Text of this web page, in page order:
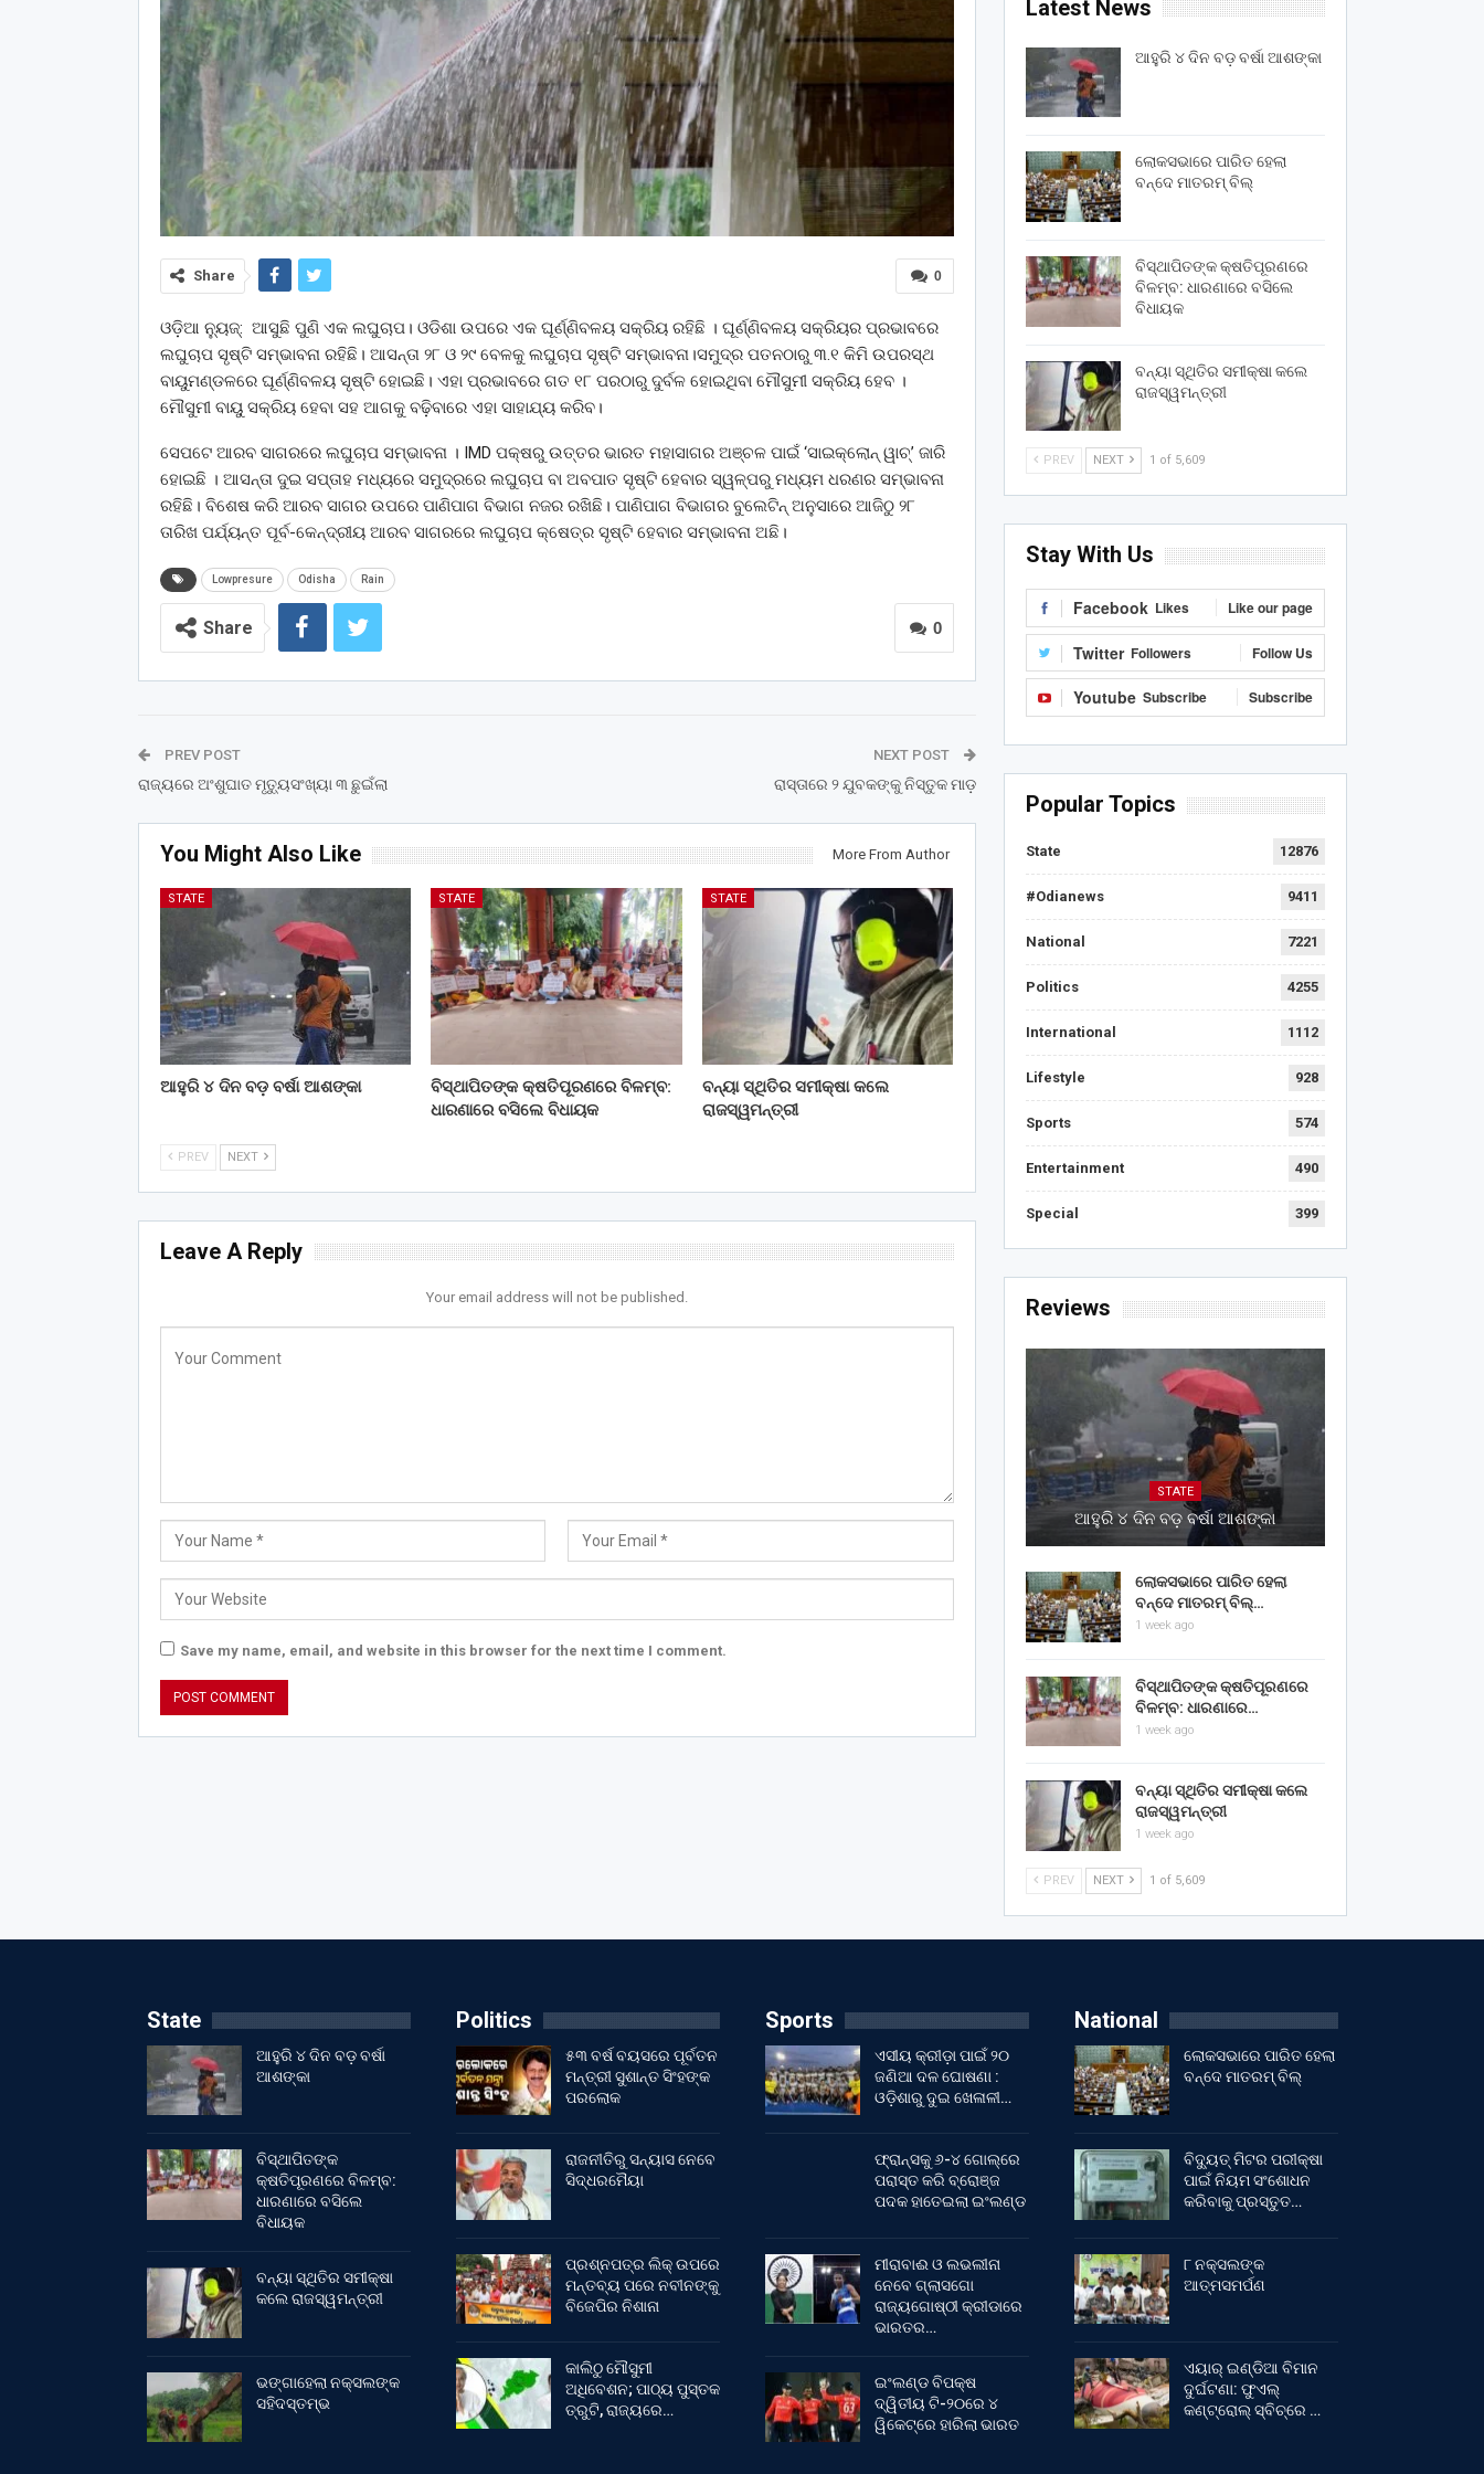
0
Share
ଓଡ଼ିଆ ନ୍ୟୁଜ୍: ଆସୁଛି ପୁଣି ଏକ ଲଘୁଚାପ। ଓଡିଶା ଉପରେ ଏକ ଘୂର୍ଣ୍ଣିବଳୟ ସକ୍ରିୟ ରହିଛି । ଘୂର୍ଣ୍ଣିବଳୟ ସକ୍ରିୟର ପ୍ରଭାବରେ
ଲଘୁଚାପ ସୃଷ୍ଟି ସମ୍ଭାବନା ରହିଛି। ଆସନ୍ତା ୨୮ ଓ ୨୯ ବେଳକୁ ଲଘୁଚାପ ସୃଷ୍ଟି ସମ୍ଭାବନା।ସମୁଦ୍ର ପତନଠାରୁ ୩.୧ କିମି ଉପରସ୍ଥ
ବାୟୁମଣ୍ଡଳରେ ଘୂର୍ଣ୍ଣିବଳୟ ସୃଷ୍ଟି ହୋଇଛି। ଏହା ପ୍ରଭାବରେ ଗତ ୧୮ ପରଠାରୁ ଦୁର୍ବଳ ହୋଇଥିବା ମୌସୁମୀ ସକ୍ରିୟ ହେବ ।
ମୌସୁମୀ ବାୟୁ ସକ୍ରିୟ ହେବା ସହ ଆଗକୁ ବଢ଼ିବାରେ ଏହା ସାହାଯ୍ୟ କରିବ।
ସେପଟେ ଆରବ ସାଗରରେ ଲଘୁଚାପ ସମ୍ଭାବନା । IMD ପକ୍ଷରୁ ଉତ୍ତର ଭାରତ ମହାସାଗର ଅଞ୍ଚଳ ପାଇଁ ‘ସାଇକ୍ଲୋନ୍ ୱାଚ୍’ ଜାରି
ହୋଇଛି । ଆସନ୍ତା ଦୁଇ ସପ୍ତାହ ମଧ୍ୟରେ ସମୁଦ୍ରରେ ଲଘୁଚାପ ବା ଅବପାତ ସୃଷ୍ଟି ହେବାର ସ୍ୱଳ୍ପରୁ ମଧ୍ୟମ ଧରଣର ସମ୍ଭାବନା
ରହିଛି। ବିଶେଷ କରି ଆରବ ସାଗର ଉପରେ ପାଣିପାଗ ବିଭାଗ ନଜର ରଖିଛି। ପାଣିପାଗ ବିଭାଗର ବୁଲେଟିନ୍ ଅନୁସାରେ ଆଜିଠୁ ୨୮
ତାରିଖ ପର୍ଯ୍ୟନ୍ତ ପୂର୍ବ-କେନ୍ଦ୍ରୀୟ ଆରବ ସାଗରରେ ଲଘୁଚାପ କ୍ଷେତ୍ର ସୃଷ୍ଟି ହେବାର ସମ୍ଭାବନା ଅଛି।
Lowpresure Odisha Rain
0
Share
PREV POST
ରାଜ୍ୟରେ ଅଂଶୁଘାତ ମୃତ୍ୟୁସଂଖ୍ୟା ୩ ଛୁଇଁଲା
NEXT POST
ରାସ୍ତାରେ ୨ ଯୁବକଙ୍କୁ ନିସ୍ତୁକ ମାଡ଼
You Might Also Like More From Author
STATE
ଆହୁରି ୪ ଦିନ ବଡ଼ ବର୍ଷା ଆଶଙ୍କା
STATE
ବିସ୍ଥାପିତଙ୍କ କ୍ଷତିପୂରଣରେ ବିଳମ୍ବ:
ଧାରଣାରେ ବସିଲେ ବିଧାୟକ
STATE
ବନ୍ୟା ସ୍ଥିତିର ସମୀକ୍ଷା କଲେ
ରାଜସ୍ୱମନ୍ତ୍ରୀ
PREV NEXT
Leave A Reply
Your email address will not be published.
Save my name, email, and website in this browser for the next time I comment.
Latest News
ଆହୁରି ୪ ଦିନ ବଡ଼ ବର୍ଷା ଆଶଙ୍କା
ଲୋକସଭାରେ ପାରିତ ହେଲା
ବନ୍ଦେ ମାତରମ୍‌ ବିଲ୍‌
ବିସ୍ଥାପିତଙ୍କ କ୍ଷତିପୂରଣରେ
ବିଳମ୍ବ: ଧାରଣାରେ ବସିଲେ
ବିଧାୟକ
ବନ୍ୟା ସ୍ଥିତିର ସମୀକ୍ଷା କଲେ
ରାଜସ୍ୱମନ୍ତ୍ରୀ
PREV NEXT 1 of 5,609
Stay With Us
Facebook Likes Like our page
Twitter Followers Follow Us
Youtube Subscribe Subscribe
Popular Topics
State 12876
#Odianews 9411
National 7221
Politics 4255
International 1112
Lifestyle 928
Sports 574
Entertainment 490
Special 399
Reviews
STATE
ଆହୁରି ୪ ଦିନ ବଡ଼ ବର୍ଷା ଆଶଙ୍କା
ଲୋକସଭାରେ ପାରିତ ହେଲା
ବନ୍ଦେ ମାତରମ୍‌ ବିଲ୍‌…
1 week ago
ବିସ୍ଥାପିତଙ୍କ କ୍ଷତିପୂରଣରେ
ବିଳମ୍ବ: ଧାରଣାରେ…
1 week ago
ବନ୍ୟା ସ୍ଥିତିର ସମୀକ୍ଷା କଲେ
ରାଜସ୍ୱମନ୍ତ୍ରୀ
1 week ago
PREV NEXT 1 of 5,609
State
ଆହୁରି ୪ ଦିନ ବଡ଼ ବର୍ଷା
ଆଶଙ୍କା
ବିସ୍ଥାପିତଙ୍କ
କ୍ଷତିପୂରଣରେ ବିଳମ୍ବ:
ଧାରଣାରେ ବସିଲେ
ବିଧାୟକ
ବନ୍ୟା ସ୍ଥିତିର ସମୀକ୍ଷା
କଲେ ରାଜସ୍ୱମନ୍ତ୍ରୀ
ଭଙ୍ଗାହେଲା ନକ୍ସଲଙ୍କ
ସହିଦସ୍ତମ୍ଭ
Politics
୫୩ ବର୍ଷ ବୟସରେ ପୂର୍ବତନ
ମନ୍ତ୍ରୀ ସୁଶାନ୍ତ ସିଂହଙ୍କ
ପରଲୋକ
ରାଜନୀତିରୁ ସନ୍ୟାସ ନେବେ
ସିଦ୍ଧରମୈୟା
ପ୍ରଶ୍ନପତ୍ର ଲିକ୍ ଉପରେ
ମନ୍ତବ୍ୟ ପରେ ନବୀନଙ୍କୁ
ବିଜେପିର ନିଶାନା
କାଲିଠୁ ମୌସୁମୀ
ଅଧିବେଶନ; ପାଠ୍ୟ ପୁସ୍ତକ
ତ୍ରୁଟି, ରାଜ୍ୟରେ…
Sports
ଏସୀୟ କ୍ରୀଡ଼ା ପାଇଁ ୨୦
ଜଣିଆ ଦଳ ଘୋଷଣା :
ଓଡ଼ିଶାରୁ ଦୁଇ ଖେଳାଳୀ…
ଫ୍ରାନ୍ସକୁ ୬-୪ ଗୋଲ୍‌ରେ
ପରାସ୍ତ କରି ବ୍ରୋଞ୍ଜ
ପଦକ ହାତେଇଲା ଇଂଲଣ୍ଡ
ମୀରାବାଈ ଓ ଲଭଲୀନା
ନେବେ ଗ୍ଲାସଗୋ
ରାଜ୍ୟଗୋଷ୍ଠୀ କ୍ରୀଡାରେ
ଭାରତର…
ଇଂଲଣ୍ଡ ବିପକ୍ଷ
ଦ୍ୱିତୀୟ ଟି-୨୦ରେ ୪
ୱିକେଟ୍‌ରେ ହାରିଲା ଭାରତ
National
ଲୋକସଭାରେ ପାରିତ ହେଲା
ବନ୍ଦେ ମାତରମ୍‌ ବିଲ୍‌
ବିଦ୍ୟୁତ୍ ମିଟର ପରୀକ୍ଷା
ପାଇଁ ନିୟମ ସଂଶୋଧନ
କରିବାକୁ ପ୍ରସ୍ତୁତ…
୮ ନକ୍ସଲଙ୍କ
ଆତ୍ମସମର୍ପଣ
ଏୟାର୍ ଇଣ୍ଡିଆ ବିମାନ
ଦୁର୍ଘଟଣା: ଫୁଏଲ୍‌
କଣ୍ଟ୍ରୋଲ୍‌ ସ୍ବିଚ୍‌ରେ …